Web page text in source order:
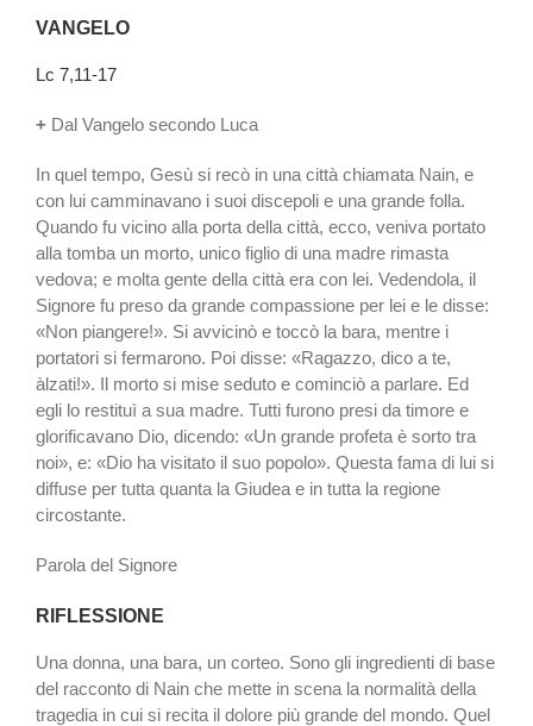
VANGELO
Lc 7,11-17
+ Dal Vangelo secondo Luca
In quel tempo, Gesù si recò in una città chiamata Nain, e
con lui camminavano i suoi discepoli e una grande folla.
Quando fu vicino alla porta della città, ecco, veniva portato
alla tomba un morto, unico figlio di una madre rimasta
vedova; e molta gente della città era con lei. Vedendola, il
Signore fu preso da grande compassione per lei e le disse:
«Non piangere!». Si avvicinò e toccò la bara, mentre i
portatori si fermarono. Poi disse: «Ragazzo, dico a te,
àlzati!». Il morto si mise seduto e cominciò a parlare. Ed
egli lo restituì a sua madre. Tutti furono presi da timore e
glorificavano Dio, dicendo: «Un grande profeta è sorto tra
noi», e: «Dio ha visitato il suo popolo». Questa fama di lui si
diffuse per tutta quanta la Giudea e in tutta la regione
circostante.
Parola del Signore
RIFLESSIONE
Una donna, una bara, un corteo. Sono gli ingredienti di base
del racconto di Nain che mette in scena la normalità della
tragedia in cui si recita il dolore più grande del mon­do. Quel